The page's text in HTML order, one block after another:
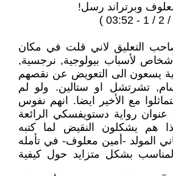
التعليق لاني قلت في مكان
لأسباب بيولوجية, نرجسية,
يسعون الى التعويض عن نقصهم
تشرتشل او ستالين. ولو لم
مع الأخير ايضا. انهم نفوس
رواية دستويفسكي الرائعة
هم يشكلون النقيض لما كتبه
المولد -أمين معلوف- في تأمله
بشكل متزايد حول كيفية